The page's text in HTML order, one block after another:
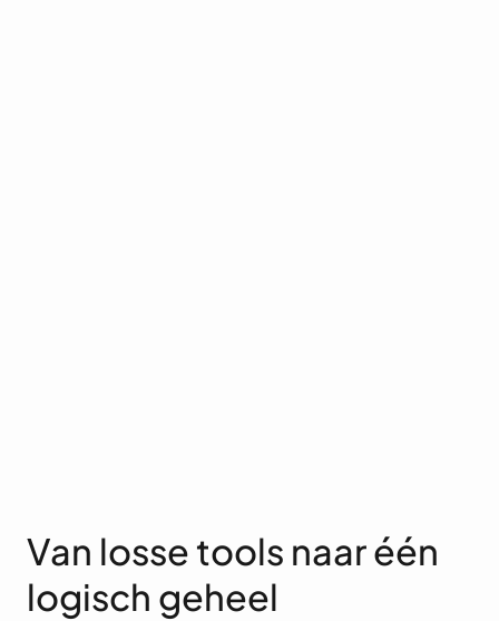
Van losse tools naar één
logisch geheel